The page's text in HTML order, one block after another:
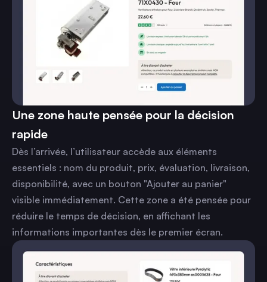
Une zone haute pensée pour la décision
rapide
Dès l’arrivée, l’utilisateur accède aux éléments
essentiels : nom du produit, prix, évaluation, livraison,
disponibilité, avec un bouton "Ajouter au panier"
visible immédiatement. Cette zone a été pensée pour
réduire le temps de décision, en affichant les
informations importantes dès le premier écran.